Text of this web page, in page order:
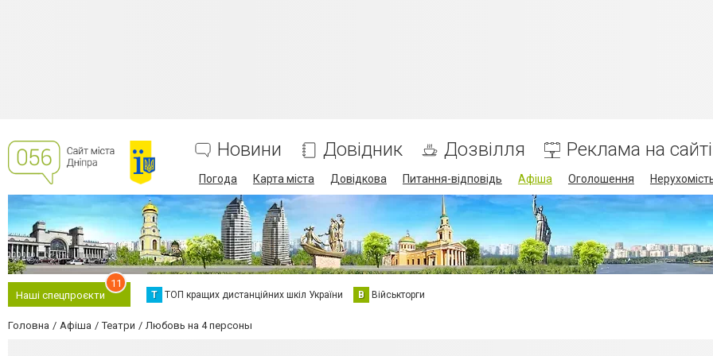
Новини Довідник Дозвілля Реклама на сайті
Погода Карта міста Довідкова Питання-відповідь Афіша Оголошення
Наші спецпроєкти
11
Т ТОП кращих дистанційних шкіл України В Військторги
Головна Афіша Театри Любовь на 4 персоны